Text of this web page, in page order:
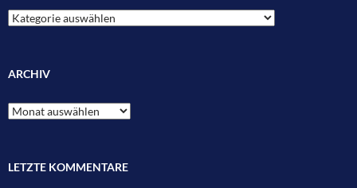
Kategorien
ARCHIV
Archiv
LETZTE KOMMENTARE